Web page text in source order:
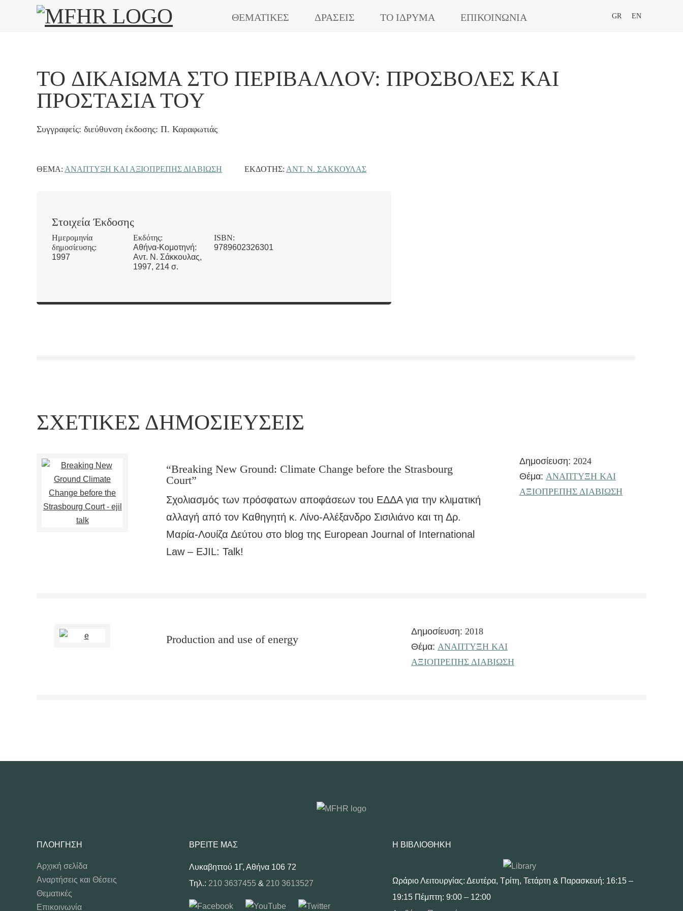
ΘΕΜΑΤΙΚΕΣ ΔΡΑΣΕΙΣ ΤΟ ΙΔΡΥΜΑ ΕΠΙΚΟΙΝΩΝΙΑ GR EN
ΤO ΔΙΚΑΊΩΜΑ ΣΤO ΠΕΡΙΒΆΛΛOV: ΠΡOΣΒOΛΈΣ ΚΑΙ
ΠΡOΣΤΑΣΊΑ ΤOΥ
Συγγραφείς: διεύθυvση έκδoσης: Π. Καραφωτιάς
ΘΈΜΑ: ΑΝΑΠΤΥΞΗ ΚΑΙ ΑΞΙΟΠΡΕΠΗΣ ΔΙΑΒΙΩΣΗ ΕΚΔΌΤΗΣ: ΑΝΤ. Ν. ΣΆΚΚΟΥΛΑΣ
Στοιχεία Έκδοσης
Ημερομηνία
δημοσίευσης:
1997
Εκδότης:
Αθήνα-Κομοτηνή:
Αντ. Ν. Σάκκουλας,
1997, 214 σ.
ISBN:
9789602326301
ΣΧΕΤΙΚΈΣ ΔΗΜΟΣΙΕΎΣΕΙΣ
“Breaking New Ground: Climate Change before the Strasbourg
Court”
Σχολιασμός των πρόσφατων αποφάσεων του ΕΔΔΑ για την κλιματική
αλλαγή από τον Καθηγητή κ. Λίνο-Αλέξανδρο Σισιλιάνο και τη Δρ.
Μαρία-Λουίζα Δεύτου στο blog της Εuropean Journal of International
Law – EJIL: Talk!
Δημοσίευση: 2024
Θέμα: ΑΝΑΠΤΥΞΗ ΚΑΙ
ΑΞΙΟΠΡΕΠΗΣ ΔΙΑΒΙΩΣΗ
Production and use of energy
Δημοσίευση: 2018
Θέμα: ΑΝΑΠΤΥΞΗ ΚΑΙ
ΑΞΙΟΠΡΕΠΗΣ ΔΙΑΒΙΩΣΗ
ΠΛΟΉΓΗΣΗ
Αρχική σελίδα
Αναρτήσεις και Θέσεις
Θεματικές
Επικοινωνία
ΒΡΕΊΤΕ ΜΑΣ
Λυκαβηττού 1Γ, Αθήνα 106 72
Τηλ.: 210 3637455 & 210 3613527
Η ΒΙΒΛΙΟΘΉΚΗ
Ωράριο Λειτουργίας: Δευτέρα, Τρίτη, Τετάρτη & Παρασκευή: 16:15 –
19:15 Πέμπτη: 9:00 – 12:00